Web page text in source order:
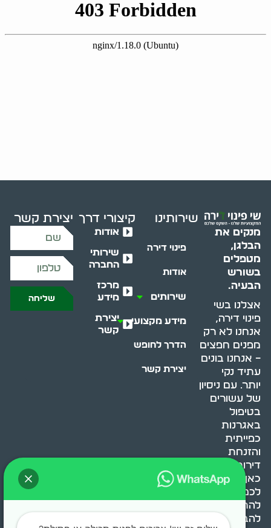
מנקים את
הבלגן,
מטפלים
בשורש
הבעיה.
אצלנו בשי
פינוי דירה,
אנחנו לא רק
מפנים חפצים
– אנחנו בונים
עתיד נקי
יותר. עם ניסיון
של עשורים
בטיפול
באגרנות
כפייתית
והזנחת
דירות, אנחנו
כאן כדי לעזור
לכם
להתמודד,
להבין ולשנות.
שירותינו
פינוי דירה
אודות
שירותים
מידע מקצועי
הדרך לחופש
יצירת קשר
קיצורי דרך
אודות
שירותי
החברה
מרכז
מידע
יצירת
קשר
יצירת קשר
שליחה